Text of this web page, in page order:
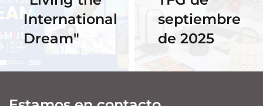
International
Dream"
septiembre
de 2025